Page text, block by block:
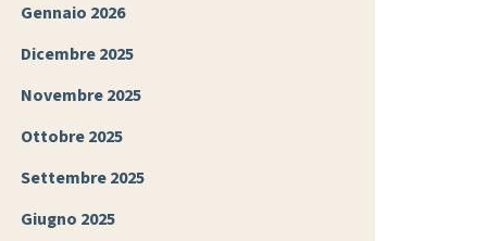
Gennaio 2026
Dicembre 2025
Novembre 2025
Ottobre 2025
Settembre 2025
Giugno 2025